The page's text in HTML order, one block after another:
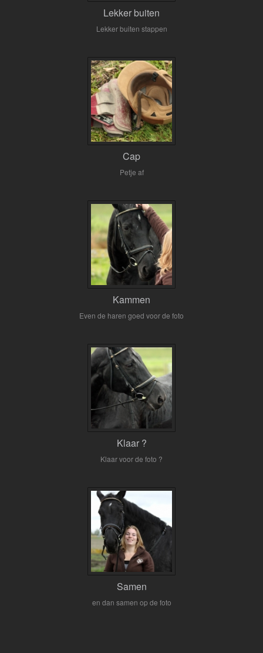
Lekker buiten
Lekker buiten stappen
Cap
Petje af
Kammen
Even de haren goed voor de foto
Klaar ?
Klaar voor de foto ?
Samen
en dan samen op de foto